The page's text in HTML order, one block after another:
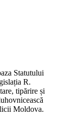
Statutului
R.
tipărire și
Moldova.